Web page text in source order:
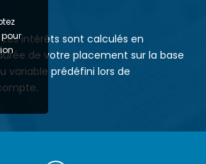
intérêts sont calculés en
de votre placement sur la base
variable prédéfini lors de